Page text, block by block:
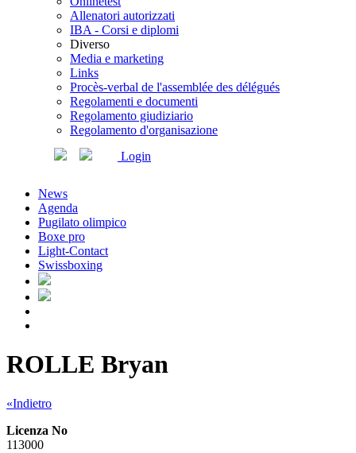
Allenatori autorizzati
IBA - Corsi e diplomi
Diverso
Media e marketing
Links
Procès-verbal de l'assemblée des délégués
Regolamenti e documenti
Regolamento giudiziario
Regolamento d'organisazione
Login
News
Agenda
Pugilato olimpico
Boxe pro
Light-Contact
Swissboxing
ROLLE Bryan
«Indietro
Licenza No
113000